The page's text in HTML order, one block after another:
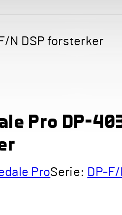
N DSP forsterker
Pro DP-
ProSerie: DP-F/